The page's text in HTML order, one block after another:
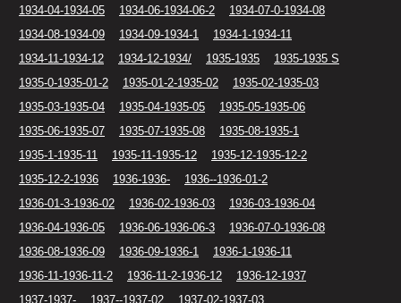
1934-04-1934-05
1934-06-1934-06-2
1934-07-0-1934-08
1934-08-1934-09
1934-09-1934-1
1934-1-1934-11
1934-11-1934-12
1934-12-1934/ 1935-1935
1935-1935 S
1935-0-1935-01-2
1935-01-2-1935-02
1935-02-1935-03
1935-03-1935-04
1935-04-1935-05
1935-05-1935-06
1935-06-1935-07
1935-07-1935-08
1935-08-1935-1
1935-1-1935-11
1935-11-1935-12
1935-12-1935-12-2
1935-12-2-1936
1936-1936-
1936--1936-01-2
1936-01-3-1936-02
1936-02-1936-03
1936-03-1936-04
1936-04-1936-05
1936-06-1936-06-3
1936-07-0-1936-08
1936-08-1936-09
1936-09-1936-1
1936-1-1936-11
1936-11-1936-11-2
1936-11-2-1936-12
1936-12-1937
1937-1937-
1937--1937-02
1937-02-1937-03